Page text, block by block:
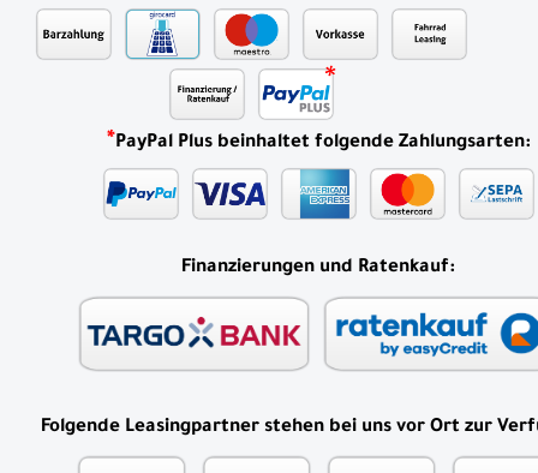
*PayPal Plus beinhaltet folgende Zahlungsarten:
Finanzierungen und Ratenkauf:
Folgende Leasingpartner stehen bei uns vor Ort zur